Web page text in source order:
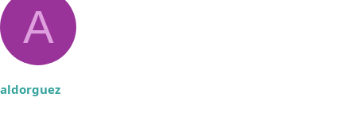
a
d
r
A
aldorguez